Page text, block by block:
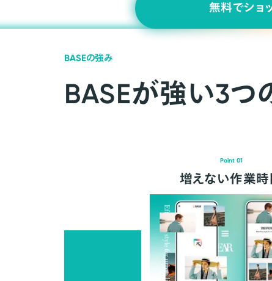
無料でショ
BASEの強み
BASEが強い3つ
Point 01
増えない作業時